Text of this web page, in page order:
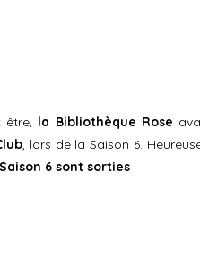
la Bibliothèque Rose
, lors de la Saison 6.
6 sont sorties :